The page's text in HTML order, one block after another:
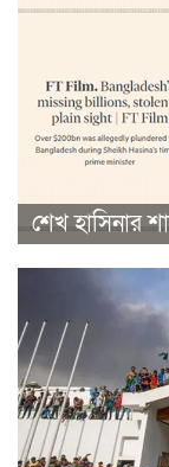
শেখ হাসিনার